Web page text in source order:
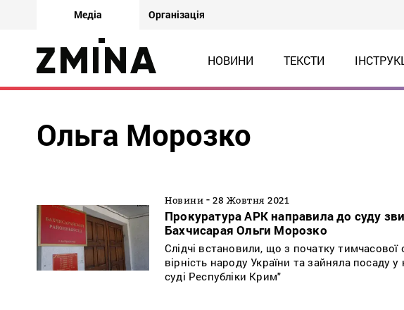
Медіа Організація
НОВИНИ ТЕКСТИ
Ольга Морозко
Новини - 28 Жовтня 2021
Прокуратура АРК направила до суду
Бахчисарая Ольги Морозко
Слідчі встановили, що з початку
вірність народу України та зайняла
суді Республіки Крим"